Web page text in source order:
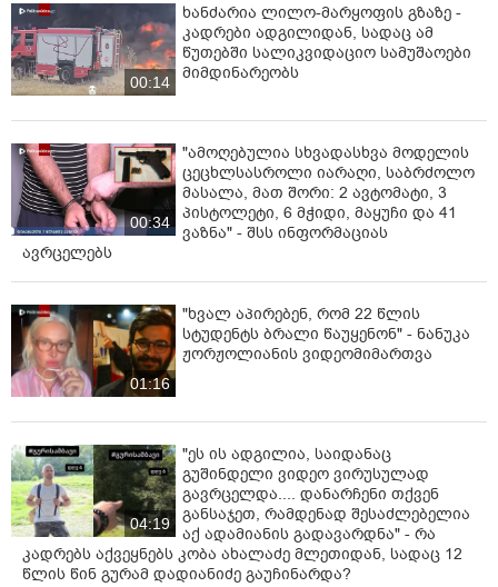
00:14
ხანძარია ლილო-მარყოფის გზაზე -
კადრები ადგილიდან, სადაც ამ
წუთებში სალიკვიდაციო სამუშაოები
მიმდინარეობს
00:34
"ამოღებულია სხვადასხვა მოდელის
ცეცხლსასროლი იარაღი, საბრძოლო
მასალა, მათ შორი: 2 ავტომატი, 3
პისტოლეტი, 6 მჭიდი, მაყუჩი და 41
ვაზნა" - შსს ინფორმაციას
ავრცელებს
01:16
"ხვალ აპირებენ, რომ 22 წლის
სტუდენტს ბრალი წაუყენონ" - ნანუკა
ჟორჟოლიანის ვიდეომიმართვა
04:19
"ეს ის ადგილია, საიდანაც
გუშინდელი ვიდეო ვირუსულად
გავრცელდა.... დანარჩენი თქვენ
განსაჯეთ, რამდენად შესაძლებელია
აქ ადამიანის გადავარდნა" - რა
კადრებს აქვეყნებს კობა ახალაძე მლეთიდან, სადაც 12
წლის წინ გურამ დადიანიძე გაუჩინარდა?